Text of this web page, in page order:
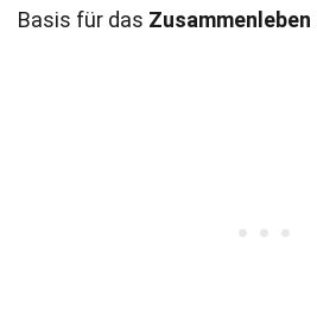
Basis für das Zusammenleben